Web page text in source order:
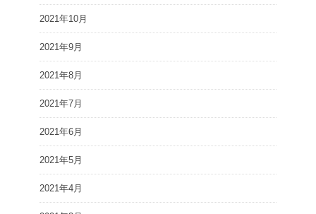
2021年10月
2021年9月
2021年8月
2021年7月
2021年6月
2021年5月
2021年4月